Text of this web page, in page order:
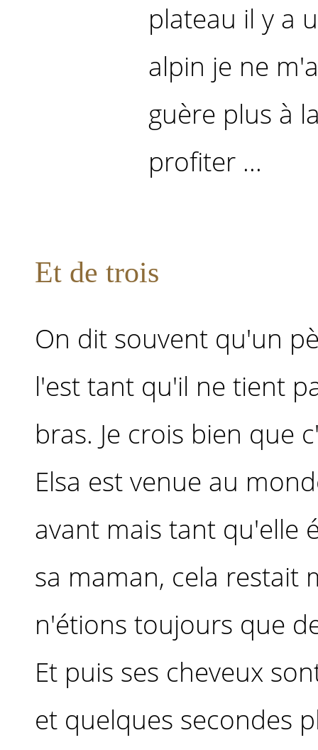
plateau il y a
alpin je ne
guère plus à
profiter ...
Et de trois
On dit souvent qu'un
l'est tant qu'il ne tient
bras. Je crois bien que
Elsa est venue au
avant mais tant qu'elle
sa maman, cela restait
n'étions toujours que
Et puis ses cheveux
et quelques secondes